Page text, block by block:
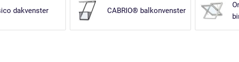
dakvenster CABRIO® balkonvenster